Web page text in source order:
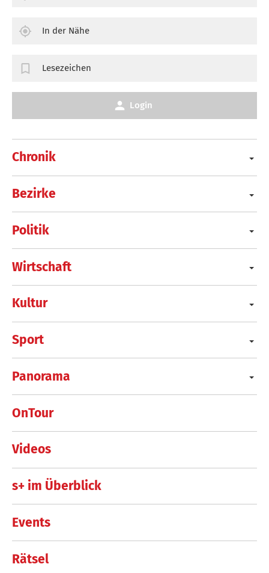
Chronik
Bezirke
Politik
Wirtschaft
Kultur
Sport
Panorama
OnTour
Videos
s+ im Überblick
Events
Rätsel
In der Nähe
Lesezeichen
Login